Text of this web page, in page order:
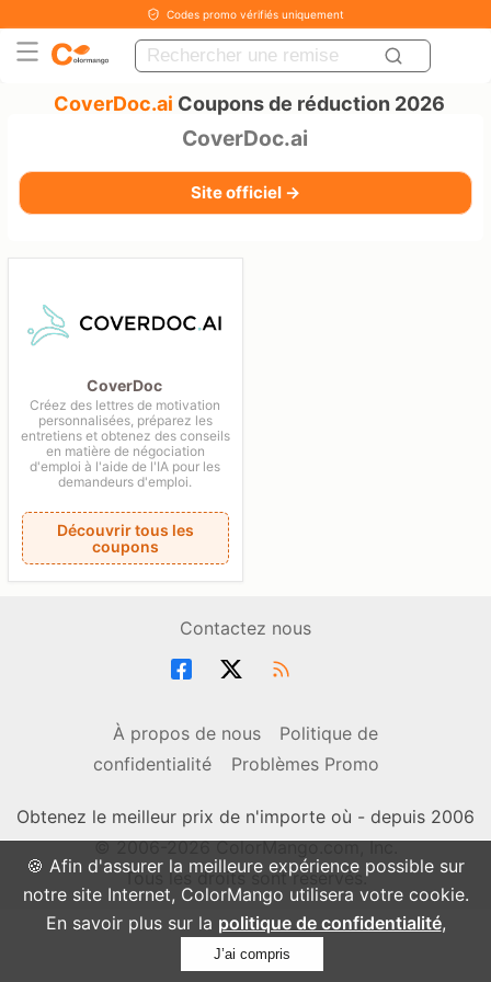
🍪 Afin d'assurer la meilleure expérience possible sur
notre site Internet, ColorMango utilisera votre cookie.
En savoir plus sur la politique de confidentialité,
J’ai compris
Codes promo vérifiés uniquement
CoverDoc.ai Coupons de réduction 2026
CoverDoc.ai
Site officiel →
CoverDoc
Créez des lettres de motivation
personnalisées, préparez les
entretiens et obtenez des conseils
en matière de négociation
d'emploi à l'aide de l'IA pour les
demandeurs d'emploi.
Découvrir tous les
coupons
Contactez nous
À propos de nous
Politique de
confidentialité
Problèmes Promo
Obtenez le meilleur prix de n'importe où - depuis 2006
© 2006-2026 ColorMango.com, Inc.
Tous les droits sont réservés.